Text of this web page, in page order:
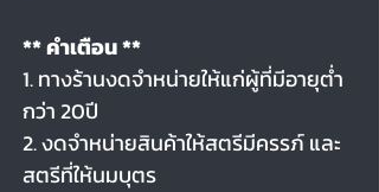
** คำเตือน **
1. ทางร้านงดจำหน่ายให้แก่ผู้ที่มีอายุต่ำ
กว่า 20ปี
2. งดจำหน่ายสินค้าให้สตรีมีครรภ์ และ
สตรีที่ให้นมบุตร